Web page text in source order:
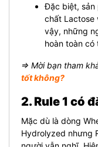
Đặc biệt, sản
chất Lactose
vậy, những
hoàn toàn có
⇒ Mời bạn tham
tốt không?
2. Rule 1 có
Mặc dù là dòng
Hydrolyzed nhưng